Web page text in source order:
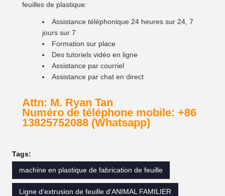
feuilles de plastique:
Assistance téléphonique 24 heures sur 24, 7
jours sur 7
Formation sur place
Des tutoriels vidéo en ligne
Assistance par courriel
Assistance par chat en direct
Attn: M. Ryan Tan
Numéro de téléphone mobile: +86
13825752088 (Whatsapp)
Tags:
machine en plastique de fabrication de feuille
Ligne d'extrusion de feuille d'ANIMAL FAMILIER